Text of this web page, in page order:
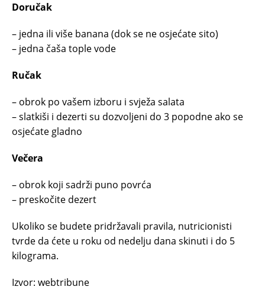
Doručak
– jedna ili više banana (dok se ne osjećate sito)
– jedna čaša tople vode
Ručak
– obrok po vašem izboru i svježa salata
– slatkiši i dezerti su dozvoljeni do 3 popodne ako se
osjećate gladno
Večera
– obrok koji sadrži puno povrća
– preskočite dezert
Ukoliko se budete pridržavali pravila, nutricionisti
tvrde da ćete u roku od nedelju dana skinuti i do 5
kilograma.
Izvor: webtribune